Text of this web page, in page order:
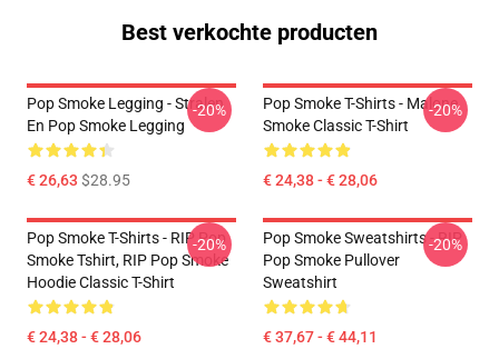
Best verkochte producten
Pop Smoke Legging - Stralen
En Pop Smoke Legging
€ 26,63 $28.95
-20%
Pop Smoke T-Shirts - Malone
Smoke Classic T-Shirt
€ 24,38 - € 28,06
-20%
Pop Smoke T-Shirts - RIP Pop
Smoke Tshirt, RIP Pop Smoke
Hoodie Classic T-Shirt
€ 24,38 - € 28,06
-20%
Pop Smoke Sweatshirts - RIP
Pop Smoke Pullover
Sweatshirt
€ 37,67 - € 44,11
-20%